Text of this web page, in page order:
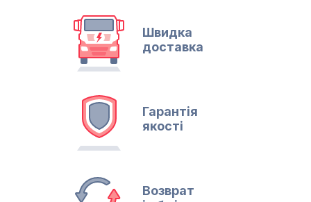
Швидка
доставка
Гарантія
якості
Возврат